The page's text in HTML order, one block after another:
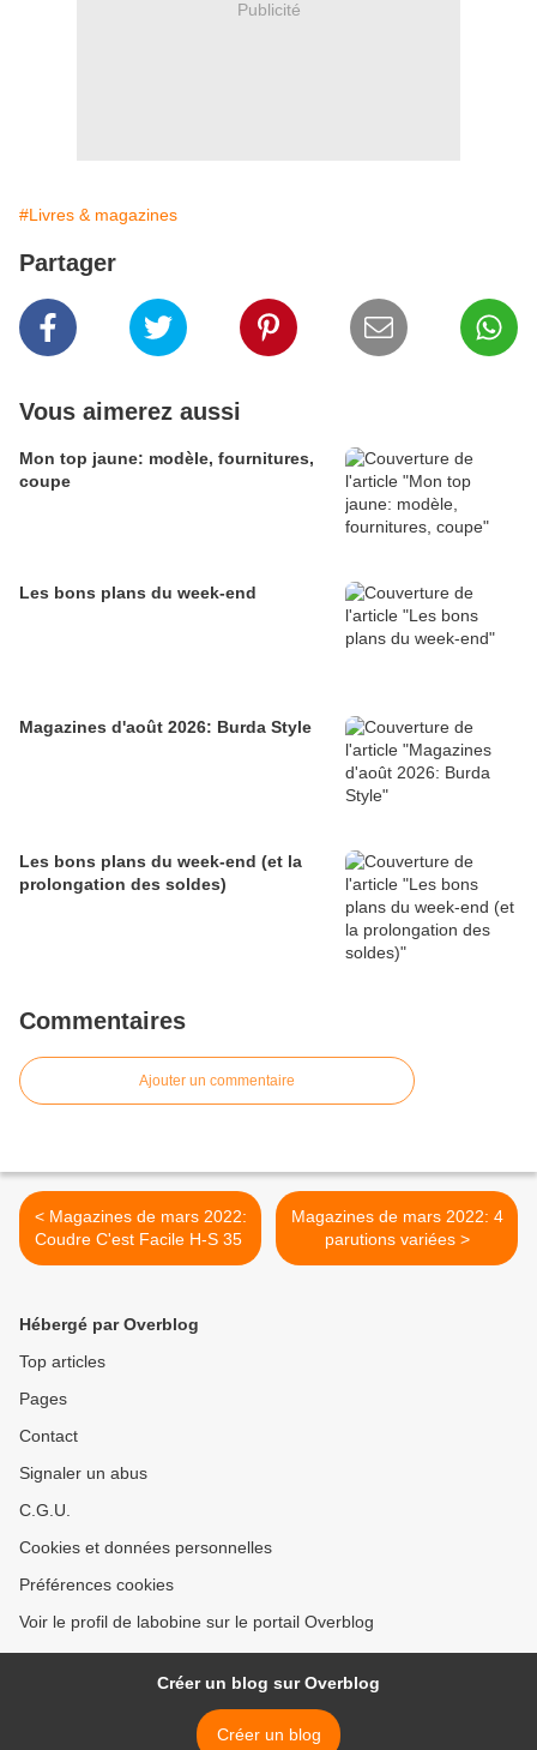
Publicité
#Livres & magazines
Partager
Vous aimerez aussi
Mon top jaune: modèle, fournitures,
coupe
Les bons plans du week-end
Magazines d'août 2026: Burda Style
Les bons plans du week-end (et la
prolongation des soldes)
Commentaires
Ajouter un commentaire
< Magazines de mars 2022:
Coudre C'est Facile H-S 35
Magazines de mars 2022: 4
parutions variées >
Hébergé par Overblog
Top articles
Pages
Contact
Signaler un abus
C.G.U.
Cookies et données personnelles
Préférences cookies
Voir le profil de labobine sur le portail Overblog
Créer un blog sur Overblog
Créer un blog